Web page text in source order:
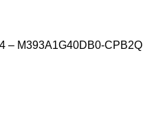
– M393A1G40DB0-CPB2Q